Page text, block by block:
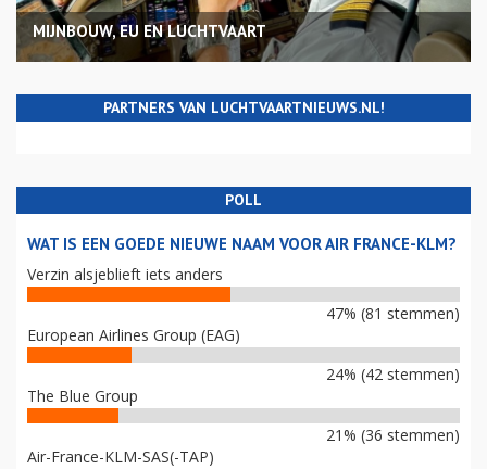
MIJNBOUW, EU EN LUCHTVAART
PARTNERS VAN LUCHTVAARTNIEUWS.NL!
POLL
WAT IS EEN GOEDE NIEUWE NAAM VOOR AIR FRANCE-KLM?
Verzin alsjeblieft iets anders
47% (81 stemmen)
European Airlines Group (EAG)
24% (42 stemmen)
The Blue Group
21% (36 stemmen)
Air-France-KLM-SAS(-TAP)